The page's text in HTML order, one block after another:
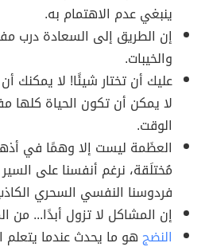
ينبغي عدم الاهتمام به.
إن الطريق إلى السعادة درب
والخيبات.
عليك أن تختار شيئًا! لا يمكنك
لا يمكن أن تكون الحياة كلها
الوقت.
العظَمة ليست إلا وهمًا في
مُختلَقة، نرغم أنفسنا على
فردوسنا النفسي السحري
إن المشاكل لا تزول أبدًا...
النضجهو ما يحدث عندما يتعلم